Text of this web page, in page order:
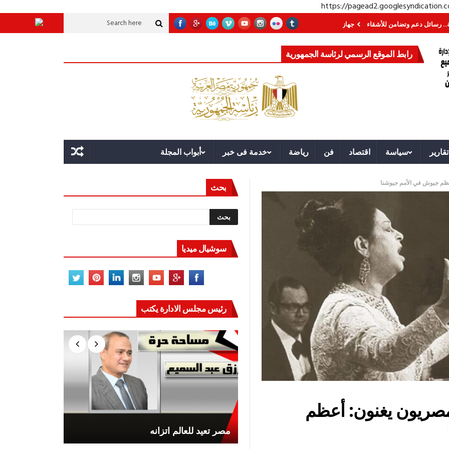
https://
وتضامن للأشقاء جهاز مستقبل مصر نموذجا.. لماذا تُنشئ الدول كيانات تنموية عملاقة؟ قوة الدولة.. عندما يصبح التخطيط خط الدفاع الأول القيادة
رابط الموقع الرسمي لرئاسة الجمهورية
تقارير سياسة اقتصاد فن رياضة خدمة فى خبر أبواب المجلة
جيوش في الأمم جيوشنا
يغنون: أعظم
بحث
سوشيال ميديا
رئيس مجلس الادارة يكتب
مصر تعيد للعالم اتزانه